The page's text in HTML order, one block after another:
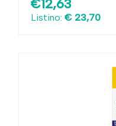
€12,63
Listino: € 23,70